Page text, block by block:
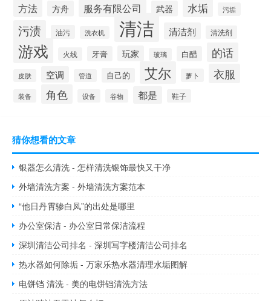
方法 方舟 服务有限公司 武器 水垢 污垢
污渍 油污 洗衣机 清洁 清洁剂 清洗剂
游戏 火线 牙膏 玩家 玻璃 白醋 的话
皮肤 空调 管道 自己的 艾尔 萝卜 衣服
装备 角色 设备 谷物 都是 鞋子
猜你想看的文章
银器怎么清洗 - 怎样清洗银饰最快又干净
外墙清洗方案 - 外墙清洗方案范本
“他日丹霄骖白凤”的出处是哪里
办公室保洁 - 办公室日常保洁流程
深圳清洁公司排名 - 深圳写字楼清洁公司排名
热水器如何除垢 - 万家乐热水器清理水垢图解
电饼铛 清洗 - 美的电饼铛清洗方法